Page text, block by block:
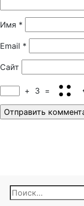
Имя *
Email *
Сайт
+ 3 =
Найти: